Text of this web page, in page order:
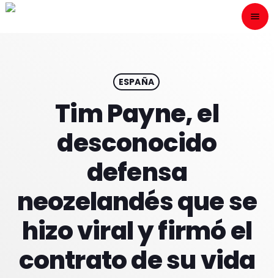
menu
HOME
PROGRAMACION
NUESTRAS FRECUENCIAS
ESPAÑA
Tim Payne, el
desconocido
defensa
neozelandés que se
hizo viral y firmó el
contrato de su vida